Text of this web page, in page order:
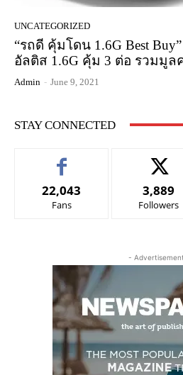
UNCATEGORIZED
“รถดี คุ้มโดน 1.6G Best
อัลติส 1.6G คุ้ม 3 ต่อ รวมมูล
Admin - June 9, 2021
STAY CONNECTED
22,043
Fans
3,889
Followers
-